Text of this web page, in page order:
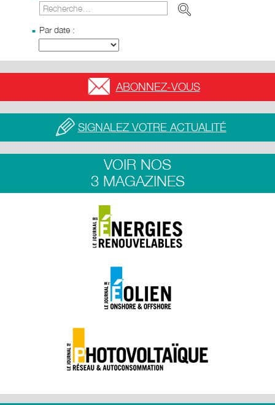
Par date :
ABONNEZ-VOUS
SIGNALEZ VOTRE ACTUALITÉ
VOIR NOS
3 MAGAZINES